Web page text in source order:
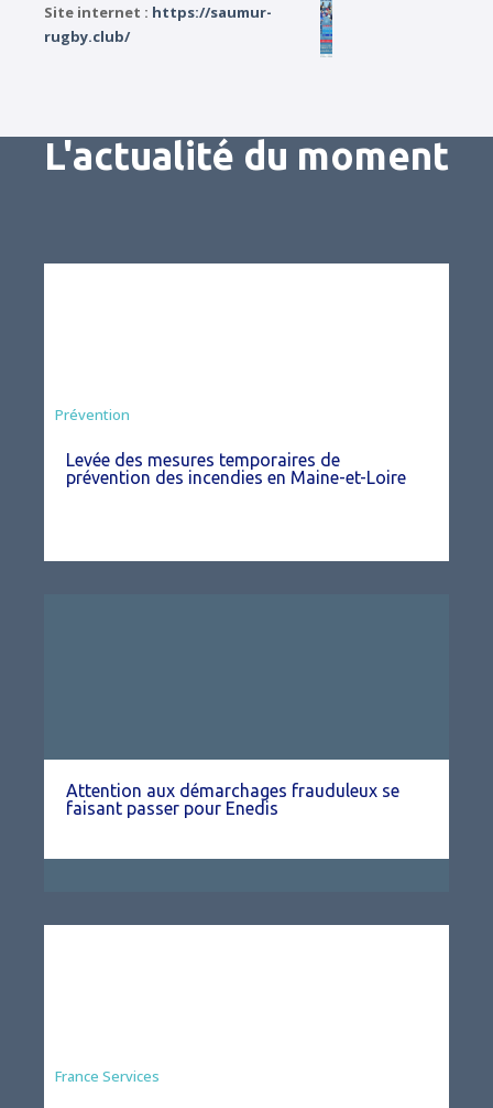
Site internet : https://saumur-
rugby.club/
L'actualité du moment
Préfecture
Prévention
Levée des mesures temporaires de
prévention des incendies en Maine-et-Loire
Attention aux démarchages frauduleux se
faisant passer pour Enedis
France Services